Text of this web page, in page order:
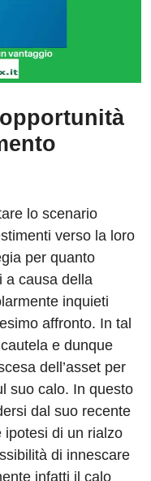
lo scenario
verso la loro
per quanto
a causa della
inquieti
affronto. In tal
e dunque
dell’asset per
suo calo. In questo
dal suo recente
ipotesi di un rialzo
di innescare
infatti il calo